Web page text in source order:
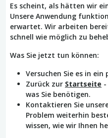
Es scheint, als hätten wir
Unsere Anwendung
erwartet. Wir arbeiten
schnell wie möglich zu
Was Sie jetzt tun können:
Versuchen Sie es in
Zurück zur Startseite
was Sie benötigen.
Kontaktieren Sie
Problem weiterhin
wissen, wie wir Ihnen